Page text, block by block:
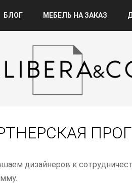
БЛОГ МЕБЕЛЬ НА ЗАКАЗ
дизайнеров к